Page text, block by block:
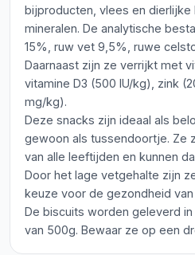
bijproducten, vlees en dierlijke
mineralen. De analytische
15%, ruw vet 9,5%, ruwe
Daarnaast zijn ze verrijkt met
vitamine D3 (500 IU/kg), zink
mg/kg).
Deze snacks zijn ideaal als
gewoon als tussendoortje. Ze
van alle leeftijden en kunnen
Door het lage vetgehalte zijn
keuze voor de gezondheid van
De biscuits worden geleverd
van 500g. Bewaar ze op een